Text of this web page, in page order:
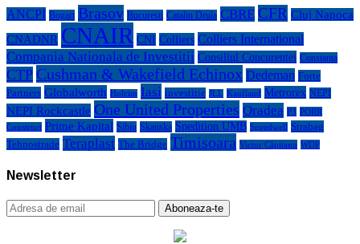
ANCPI Bogart Brasov Bucuresti Catalin Drula CBRE CFR Cluj Napoca
CNADNR CNAIR CNI Colliers Colliers International
Compania Nationala de Investitii Consiliul Concurentei Constanta
CTP Cushman & Wakefield Echinox Dedeman Forte
Partners Globalworth Holcim Iasi investitie JLL Kaufland Metrorex NEPI
NEPI Rockcastle One United Properties Oradea P3 PORR
Construct Prime Kapital Sibiu Skanska Spedition UMB Speedwell Strabag
Tehnostrade Teraplast The Bridge Timisoara Victor Căpitanu WDP
Newsletter